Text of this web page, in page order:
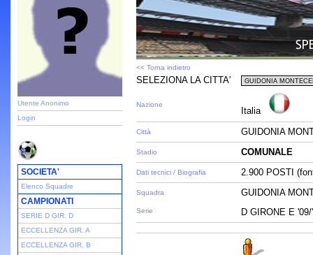
Utente Anonimo
Login
SOCIETA'
Elenco Squadre
CAMPIONATI
SERIE D GIR. D
ECCELLENZA GIR. A
ECCELLENZA GIR. B
<< Torna indietro
SELEZIONA LA CITTA'
Nazione
Italia
Città GUIDONIA
Stadio COMUNALE
Dati tecnici / Biografia 2.900 POSTI
Squadra
Serie
GUIDONIA
D GIRONE E '09/